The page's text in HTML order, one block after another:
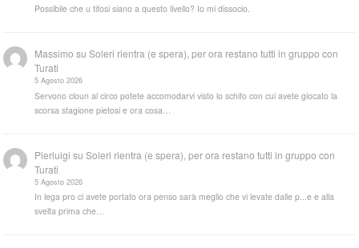
Possibile che u tifosi siano a questo livello? Io mi dissocio.
Massimo suSoleri rientra (e spera), per ora restano tutti in gruppo con
Turati
5 Agosto 2026
Servono cloun al circo potete accomodarvi visto lo schifo con cui avete giocato la
scorsa stagione pietosi e ora cosa…
Pierluigi suSoleri rientra (e spera), per ora restano tutti in gruppo con
Turati
5 Agosto 2026
In lega pro ci avete portato ora penso sarà meglio che vi levate dalle p...e e alla
svelta prima che…